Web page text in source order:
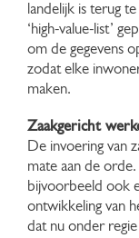
landelijk is terug
‘high-value-list’
om de gegevens
zodat elke
maken.
Zaakgericht
De invoering van
mate aan de
bijvoorbeeld ook
ontwikkeling van
dat nu onder